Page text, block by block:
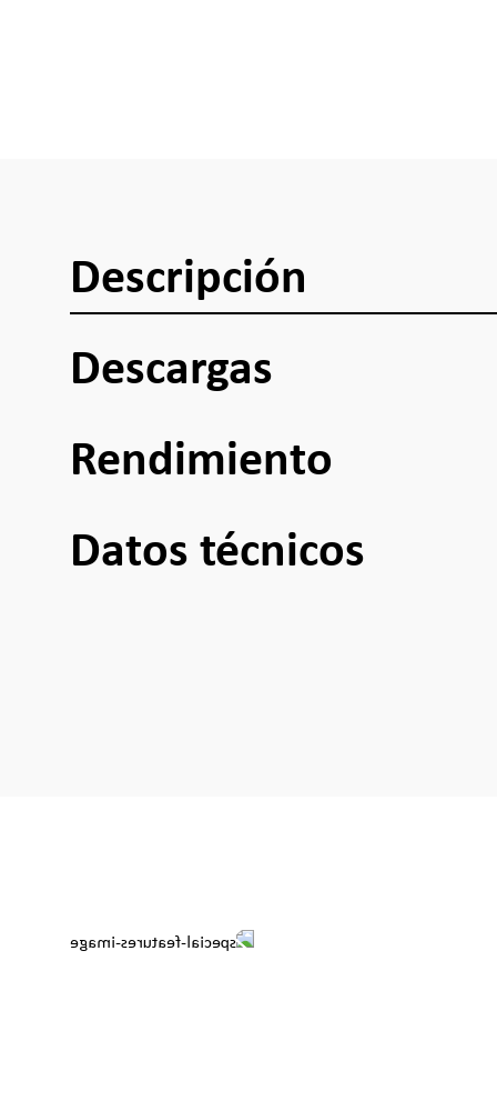
Descripción
Descargas
Rendimiento
Datos técnicos